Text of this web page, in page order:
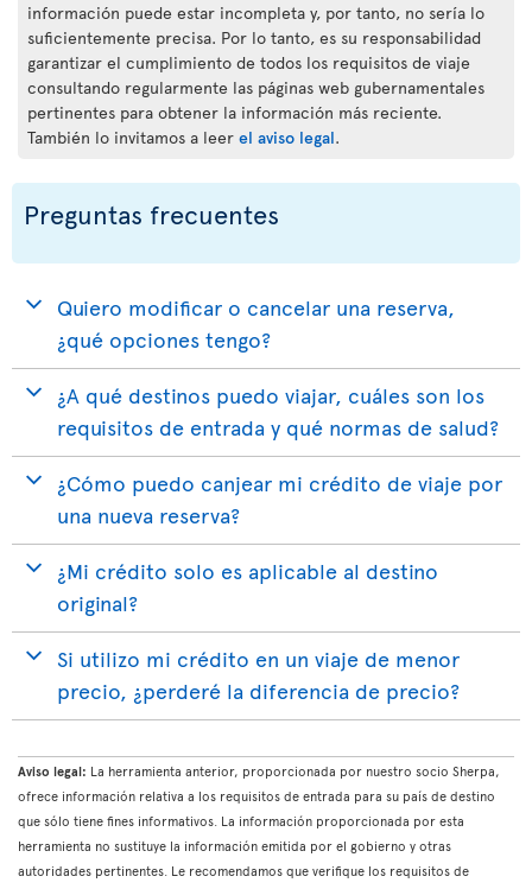
información puede estar incompleta y, por tanto, no sería lo
suficientemente precisa. Por lo tanto, es su responsabilidad
garantizar el cumplimiento de todos los requisitos de viaje
consultando regularmente las páginas web gubernamentales
pertinentes para obtener la información más reciente.
También lo invitamos a leer el aviso legal.
Preguntas frecuentes
Quiero modificar o cancelar una reserva,
¿qué opciones tengo?
¿A qué destinos puedo viajar, cuáles son los
requisitos de entrada y qué normas de salud?
¿Cómo puedo canjear mi crédito de viaje por
una nueva reserva?
¿Mi crédito solo es aplicable al destino
original?
Si utilizo mi crédito en un viaje de menor
precio, ¿perderé la diferencia de precio?
Aviso legal: La herramienta anterior, proporcionada por nuestro socio Sherpa,
ofrece información relativa a los requisitos de entrada para su país de destino
que sólo tiene fines informativos. La información proporcionada por esta
herramienta no sustituye la información emitida por el gobierno y otras
autoridades pertinentes. Le recomendamos que verifique los requisitos de